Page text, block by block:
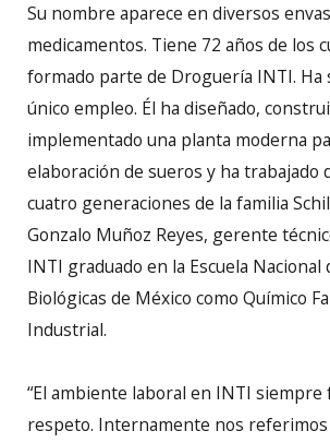
Su nombre aparece en diversos
medicamentos. Tiene 72 años de los
formado parte de Droguería INTI. Ha
único empleo. Él ha diseñado,
implementado una planta moderna
elaboración de sueros y ha trabajado
cuatro generaciones de la familia
Gonzalo Muñoz Reyes, gerente
INTI graduado en la Escuela Nacional
Biológicas de México como Químico
Industrial.
“El ambiente laboral en INTI siempre
respeto. Internamente nos referimos